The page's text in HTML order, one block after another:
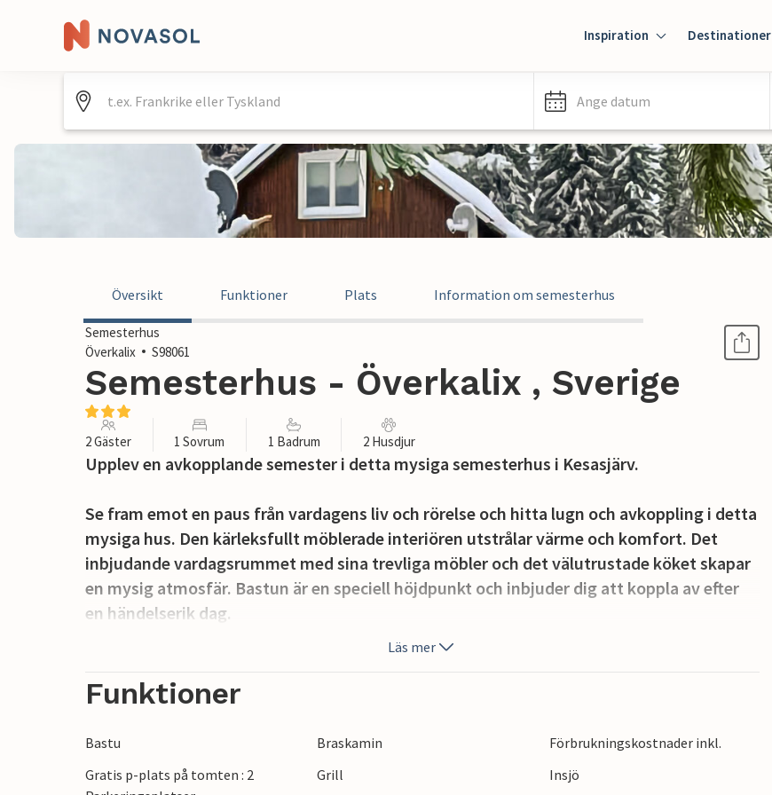
Inspiration Destinationer
Ange datum
Översikt Funktioner Plats Information om semesterhus
Semesterhus
Överkalix
S98061
Semesterhus - Överkalix , Sverige
2 Gäster 1 Sovrum 1 Badrum 2 Husdjur
Upplev en avkopplande semester i detta mysiga semesterhus i Kesasjärv.
Se fram emot en paus från vardagens liv och rörelse och hitta lugn och avkoppling i detta
mysiga hus. Den kärleksfullt möblerade interiören utstrålar värme och komfort. Det
inbjudande vardagsrummet med sina trevliga möbler och det välutrustade köket skapar
en mysig atmosfär. Bastun är en speciell höjdpunkt och inbjuder dig att koppla av efter
en händelserik dag.
Njut av lugnet och tystnaden och den hisnande utsikten över Kesasjärv, som ligger precis
pittoreska landskapet på vandringar eller cykelturer. De närliggande floderna och sjöarna
Läs mer
Funktioner
Bastu Braskamin
Förbrukningskostnader inkl.
Gratis p-plats på tomten : 2
Grill Insjö